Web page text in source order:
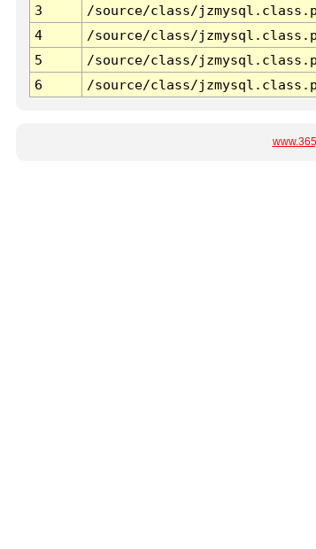
3
/source/class/
4
/source/class/
5
/source/class/
6
/source/class/